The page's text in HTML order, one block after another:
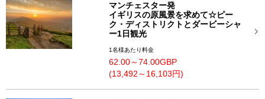
マンチェスター発
イギリスの原風景を求めて☆ピー
ク・ディストリクトとダービーシャ
ー1日観光
1名様あたり料金
62.00～74.00GBP
(13,492～16,103円)